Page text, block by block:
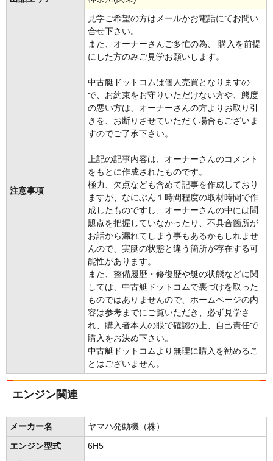
注意事項
見学ご希望の方はメールかお電話にてお問い
合せ下さい。
また、オーナーさんご多忙の為、 購入を前提
にした方のみご見学お願いします。
中古艇ドットコムは個人売買となりますの
で、お約束をお守りいただけない方や、態度
の悪い方は、オーナーさんの方よりお取り引
きを、お断りさせていただく場合もございま
すのでご了承下さい。
上記の記事内容は、オーナーさんのコメント
をもとに作成されたものです。
極力、欠点なども含めて記事を作成しており
ますが、なにぶん１時間程度の取材時間で作
成したものですし、オーナーさんの中には問
題点を把握していなかったり、不具合箇所が
お話から漏れてしまう事もあるかもしれませ
んので、実艇の状態と違う箇所が存在する可
能性があります。
また、整備履歴・修復歴や艇の状態などに関
しては、中古艇ドットコムで裏づけを取った
ものではありませんので、ホームページの内
容は参考までにご覧いただき、必ず見学さ
れ、購入者本人の眼で確認の上、自己責任で
購入をお決め下さい。
中古艇ドットコムより無理に購入を勧めるこ
とはございません。
エンジン関連
メーカー名 ヤマハ発動機（株）
エンジン型式 6H5